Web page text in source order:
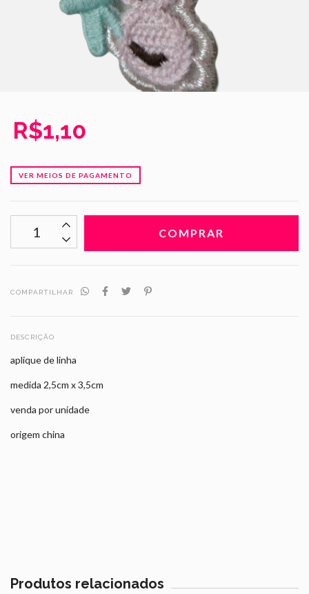
R$1,10
VER MEIOS DE PAGAMENTO
COMPARTILHAR
DESCRIÇÃO
aplique de linha
medida 2,5cm x 3,5cm
venda por unidade
origem china
Produtos relacionados